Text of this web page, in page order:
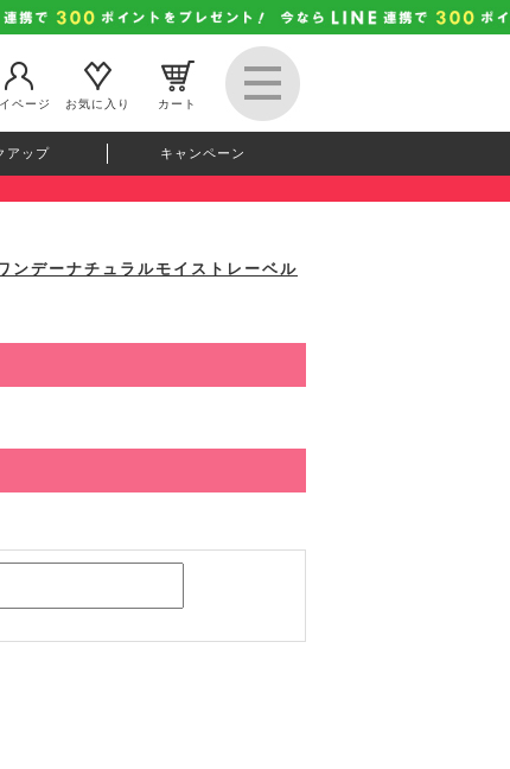
ページ
お気に入り カート
アップ キャンペーン
デーナチュラルモイストレーベル